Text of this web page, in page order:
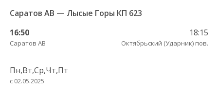
Саратов АВ — Лысые Горы КП 623
16:50
Саратов АВ
18:15
Октябрьский (Ударник) пов.
Пн,Вт,Ср,Чт,Пт
с 02.05.2025